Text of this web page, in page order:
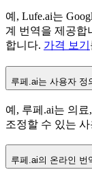
예, Lufe.ai는
계 번역을 제공합
합니다. 가격 보기
루페.ai는 사용자 정
예, 루페.ai는 의
조정할 수 있는
루페.ai의 온라인 번